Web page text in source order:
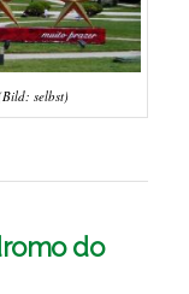
selbst)
do